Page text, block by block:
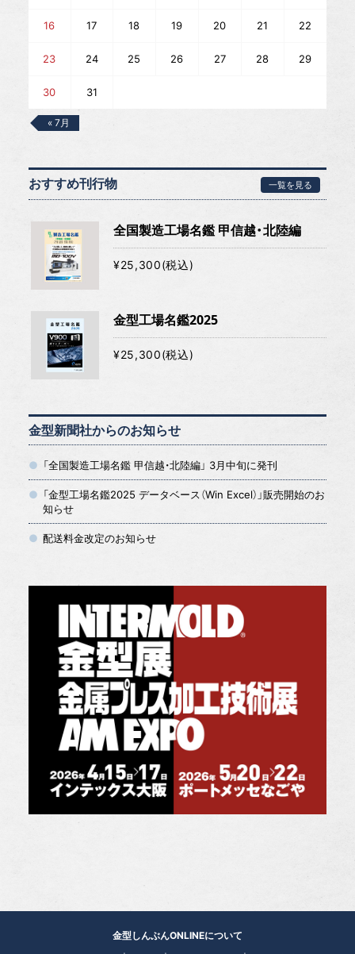
16 17 18 19 20 21 22
23 24 25 26 27 28 29
30 31
« 7月
おすすめ刊行物 一覧を見る
全国製造工場名鑑 甲信越・北陸編
¥25,300(税込)
金型工場名鑑2025
¥25,300(税込)
金型新聞社からのお知らせ
「全国製造工場名鑑 甲信越・北陸編」 3月中旬に発刊
「金型工場名鑑2025 データベース（Win Excel）」販売開始のお
知らせ
配送料金改定のお知らせ
金型しんぶんONLINEについて